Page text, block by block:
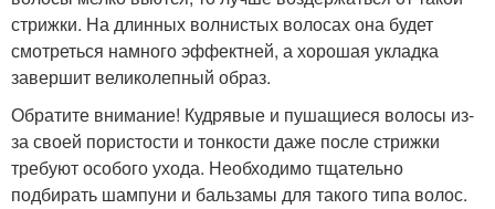
стрижки. На длинных волнистых волосах она будет
смотреться намного эффектней, а хорошая укладка
завершит великолепный образ.
Обратите внимание! Кудрявые и пушащиеся волосы из-
за своей пористости и тонкости даже после стрижки
требуют особого ухода. Необходимо тщательно
подбирать шампуни и бальзамы для такого типа волос.